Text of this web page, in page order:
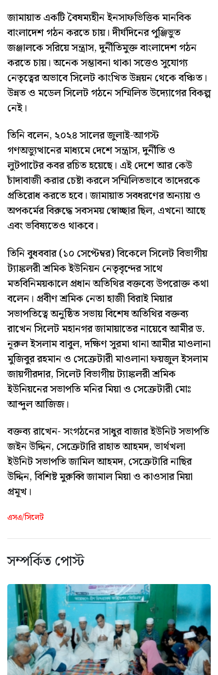
জামায়াত একটি বৈষম্যহীন ইনসাফভিত্তিক মানবিক
বাংলাদেশ গঠন করতে চায়। দীর্ঘদিনের পুঞ্জিভুত
জঞ্জালকে সরিয়ে সন্ত্রাস, দুর্নীতিমুক্ত বাংলাদেশ গঠন
করতে চায়। অনেক সম্ভাবনা থাকা সত্তেও সুযোগ্য
নেতৃত্বের অভাবে সিলেট কাংখিত উন্নয়ন থেকে বঞ্চিত।
উন্নত ও মডেল সিলেট গঠনে সম্মিলিত উদ্যোগের বিকল্প
নেই।
তিনি বলেন, ২০২৪ সালের জুলাই-আগস্ট
গণঅভ্যুত্থানের মাধ্যমে দেশে সন্ত্রাস, দুর্নীতি ও
লুটপাটের কবর রচিত হয়েছে। এই দেশে আর কেউ
চাঁদাবাজী করার চেষ্টা করলে সম্মিলিতভাবে তাদেরকে
প্রতিরোধ করতে হবে। জামায়াত সবধরণের অন্যায় ও
অপকর্মের বিরুদ্ধে সবসময় স্বোচ্ছার ছিল, এখনো আছে
এবং ভবিষ্যতেও থাকবে।
তিনি বুধববার (১০ সেপ্টেম্বর) বিকেলে সিলেট বিভাগীয়
ট্যাঙ্কলরী শ্রমিক ইউনিয়ন নেতৃবৃন্দের সাথে
মতবিনিময়কালে প্রধান অতিথির বক্তব্যে উপরোক্ত কথা
বলেন। প্রবীণ শ্রমিক নেতা হাজী বিরাই মিয়ার
সভাপতিত্বে অনুষ্ঠিত সভায় বিশেষ অতিথির বক্তব্য
রাখেন সিলেট মহানগর জামায়াতের নায়েবে আমীর ড.
নূরুল ইসলাম বাবুল, দক্ষিণ সুরমা থানা আমীর মাওলানা
মুজিবুর রহমান ও সেক্রেটারী মাওলানা ফয়জুল ইসলাম
জায়গীরদার, সিলেট বিভাগীয় ট্যাঙ্কলরী শ্রমিক
ইউনিয়নের সভাপতি মনির মিয়া ও সেক্রেটারী মোঃ
আব্দুল আজিজ।
বক্তব্য রাখেন- সংগঠনের সাধুর বাজার ইউনিট সভাপতি
জইন উদ্দিন, সেক্রেটারি রাহাত আহমদ, ভার্থখলা
ইউনিট সভাপতি জামিল আহমদ, সেক্রেটারি নাছির
উদ্দিন, বিশিষ্ট মুরুব্বি জামাল মিয়া ও কাওসার মিয়া
প্রমূখ।
এসএ/সিলেট
সম্পর্কিত পোস্ট